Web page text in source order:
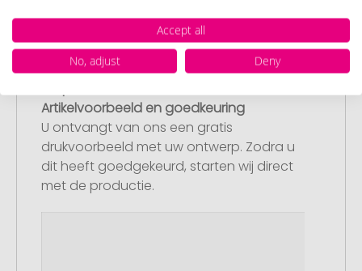
hebben, dan kunt u dit later aanleveren.
Artikelvoorbeeld en goedkeuring
U ontvangt van ons een gratis
drukvoorbeeld met uw ontwerp. Zodra u
dit heeft goedgekeurd, starten wij direct
met de productie.
Accept all
No, adjust
Deny